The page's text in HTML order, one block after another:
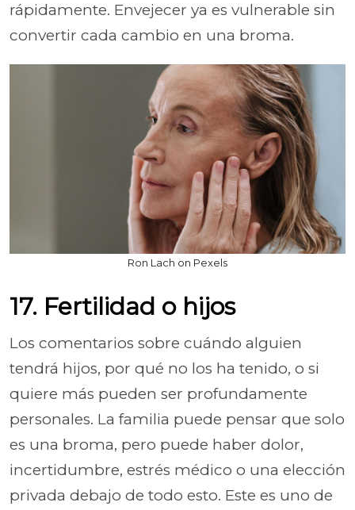
rápidamente. Envejecer ya es vulnerable sin
convertir cada cambio en una broma.
Ron Lach on Pexels
17. Fertilidad o hijos
Los comentarios sobre cuándo alguien
tendrá hijos, por qué no los ha tenido, o si
quiere más pueden ser profundamente
personales. La familia puede pensar que solo
es una broma, pero puede haber dolor,
incertidumbre, estrés médico o una elección
privada debajo de todo esto. Este es uno de